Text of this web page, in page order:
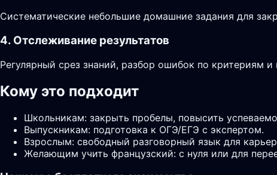
Систематические небольшие домашние задания для
4. Отслеживание результатов
Регулярный срез знаний, разбор ошибок по критериям
Кому это подходит
Школьникам: закрыть пробелы, повысить
Выпускникам: подготовка к ОГЭ/ЕГЭ с экспертом.
Взрослым: свободный разговорный язык для
Желающим учить французский: с нуля или для